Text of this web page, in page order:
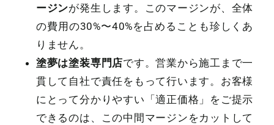
ージンが発生します。このマージンが、全体
の費用の30%〜40%を占めることも珍しくあ
りません。
塗夢は塗装専門店です。営業から施工まで一
貫して自社で責任をもって行います。お客様
にとって分かりやすい「適正価格」をご提示
できるのは、この中間マージンをカットして